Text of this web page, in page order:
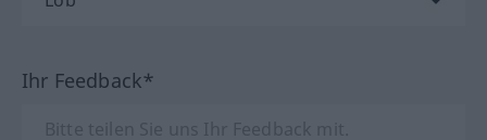
Ihr Feedback*